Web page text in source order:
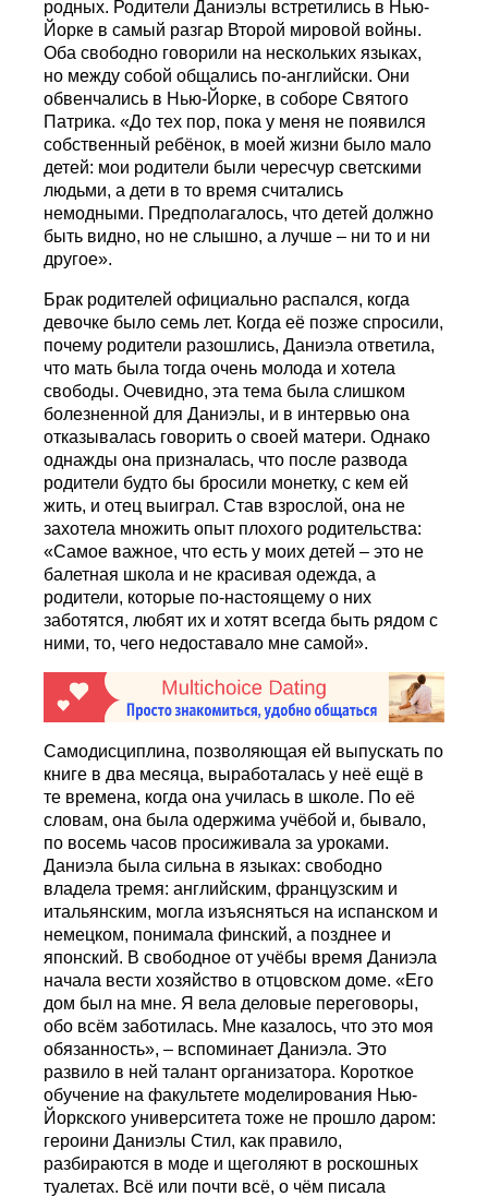
родных. Родители Даниэлы встретились в Нью-
Йорке в самый разгар Второй мировой войны.
Оба свободно говорили на нескольких языках,
но между собой общались по-английски. Они
обвенчались в Нью-Йорке, в соборе Святого
Патрика. «До тех пор, пока у меня не появился
собственный ребёнок, в моей жизни было мало
детей: мои родители были чересчур светскими
людьми, а дети в то время считались
немодными. Предполагалось, что детей должно
быть видно, но не слышно, а лучше – ни то и ни
другое».
Брак родителей официально распался, когда
девочке было семь лет. Когда её позже спросили,
почему родители разошлись, Даниэла ответила,
что мать была тогда очень молода и хотела
свободы. Очевидно, эта тема была слишком
болезненной для Даниэлы, и в интервью она
отказывалась говорить о своей матери. Однако
однажды она призналась, что после развода
родители будто бы бросили монетку, с кем ей
жить, и отец выиграл. Став взрослой, она не
захотела множить опыт плохого родительства:
«Самое важное, что есть у моих детей – это не
балетная школа и не красивая одежда, а
родители, которые по-настоящему о них
заботятся, любят их и хотят всегда быть рядом с
ними, то, чего недоставало мне самой».
Самодисциплина, позволяющая ей выпускать по
книге в два месяца, выработалась у неё ещё в
те времена, когда она училась в школе. По её
словам, она была одержима учёбой и, бывало,
по восемь часов просиживала за уроками.
Даниэла была сильна в языках: свободно
владела тремя: английским, французским и
итальянским, могла изъясняться на испанском и
немецком, понимала финский, а позднее и
японский. В свободное от учёбы время Даниэла
начала вести хозяйство в отцовском доме. «Его
дом был на мне. Я вела деловые переговоры,
обо всём заботилась. Мне казалось, что это моя
обязанность», – вспоминает Даниэла. Это
развило в ней талант организатора. Короткое
обучение на факультете моделирования Нью-
Йоркского университета тоже не прошло даром:
героини Даниэлы Стил, как правило,
разбираются в моде и щеголяют в роскошных
туалетах. Всё или почти всё, о чём писала